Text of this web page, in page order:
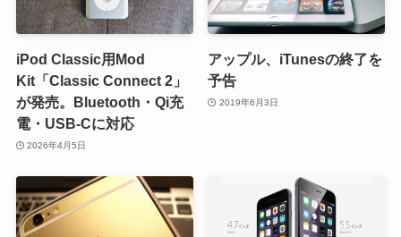
iPod Classic用Mod
Kit「Classic Connect 2」
が発売。Bluetooth・Qi充
電・USB-Cに対応
2026年4月5日
アップル、iTunesの終了を
予告
2019年6月3日